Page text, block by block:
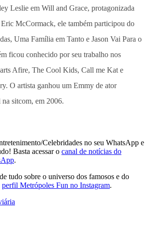
Leslie em Will and Grace, protagonizada
McCormack, ele também participou do
Uma Família em Tanto e Jason Vai Para o
ficou conhecido por seu trabalho nos
Afire, The Cool Kids, Call me Kat e
O artista ganhou um Emmy de ator
sitcom, em 2006.
Celebridades no seu WhatsApp e
Basta acessar o canal de notícias do
.
tudo sobre o universo dos famosos e do
perfil Metrópoles Fun no Instagram.